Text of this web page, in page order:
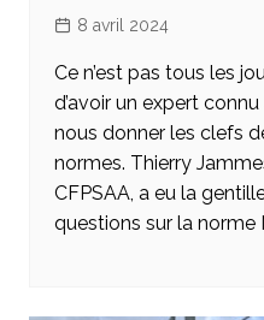
8 avril 2024
Ce n’est pas tous les
d’avoir un expert
nous donner les clefs
normes. Thierry
CFPSAA, a eu la
questions sur la norme